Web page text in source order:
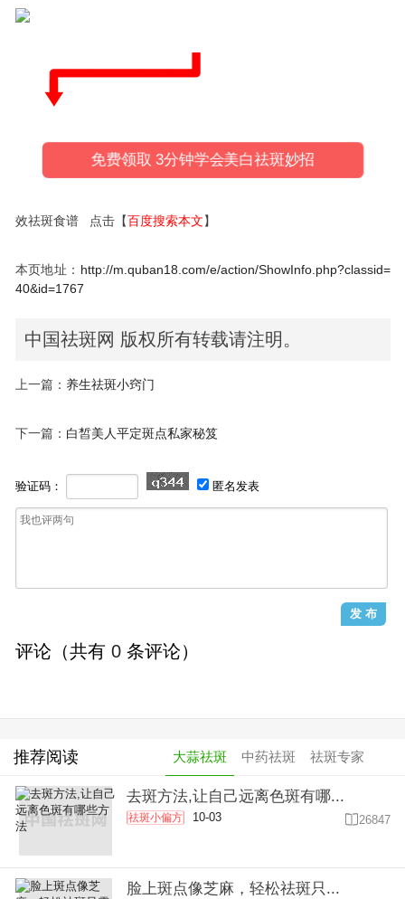
免费领取 3分钟学会美白祛斑妙招
效祛斑食谱 点击【百度搜索本文】
本页地址： http://m.quban18.com/e/action/ShowInfo.php?classid=
40&id=1767
中国祛斑网 版权所有转载请注明。
上一篇： 养生祛斑小窍门
下一篇： 白皙美人平定斑点私家秘笈
验证码： 匿名发表
评论（共有 0 条评论）
推荐阅读 大蒜祛斑 中药祛斑 祛斑专家
去斑方法,让自己远离色斑有哪...
祛斑小偏方 10-03  26847
脸上斑点像芝麻，轻松祛斑只...